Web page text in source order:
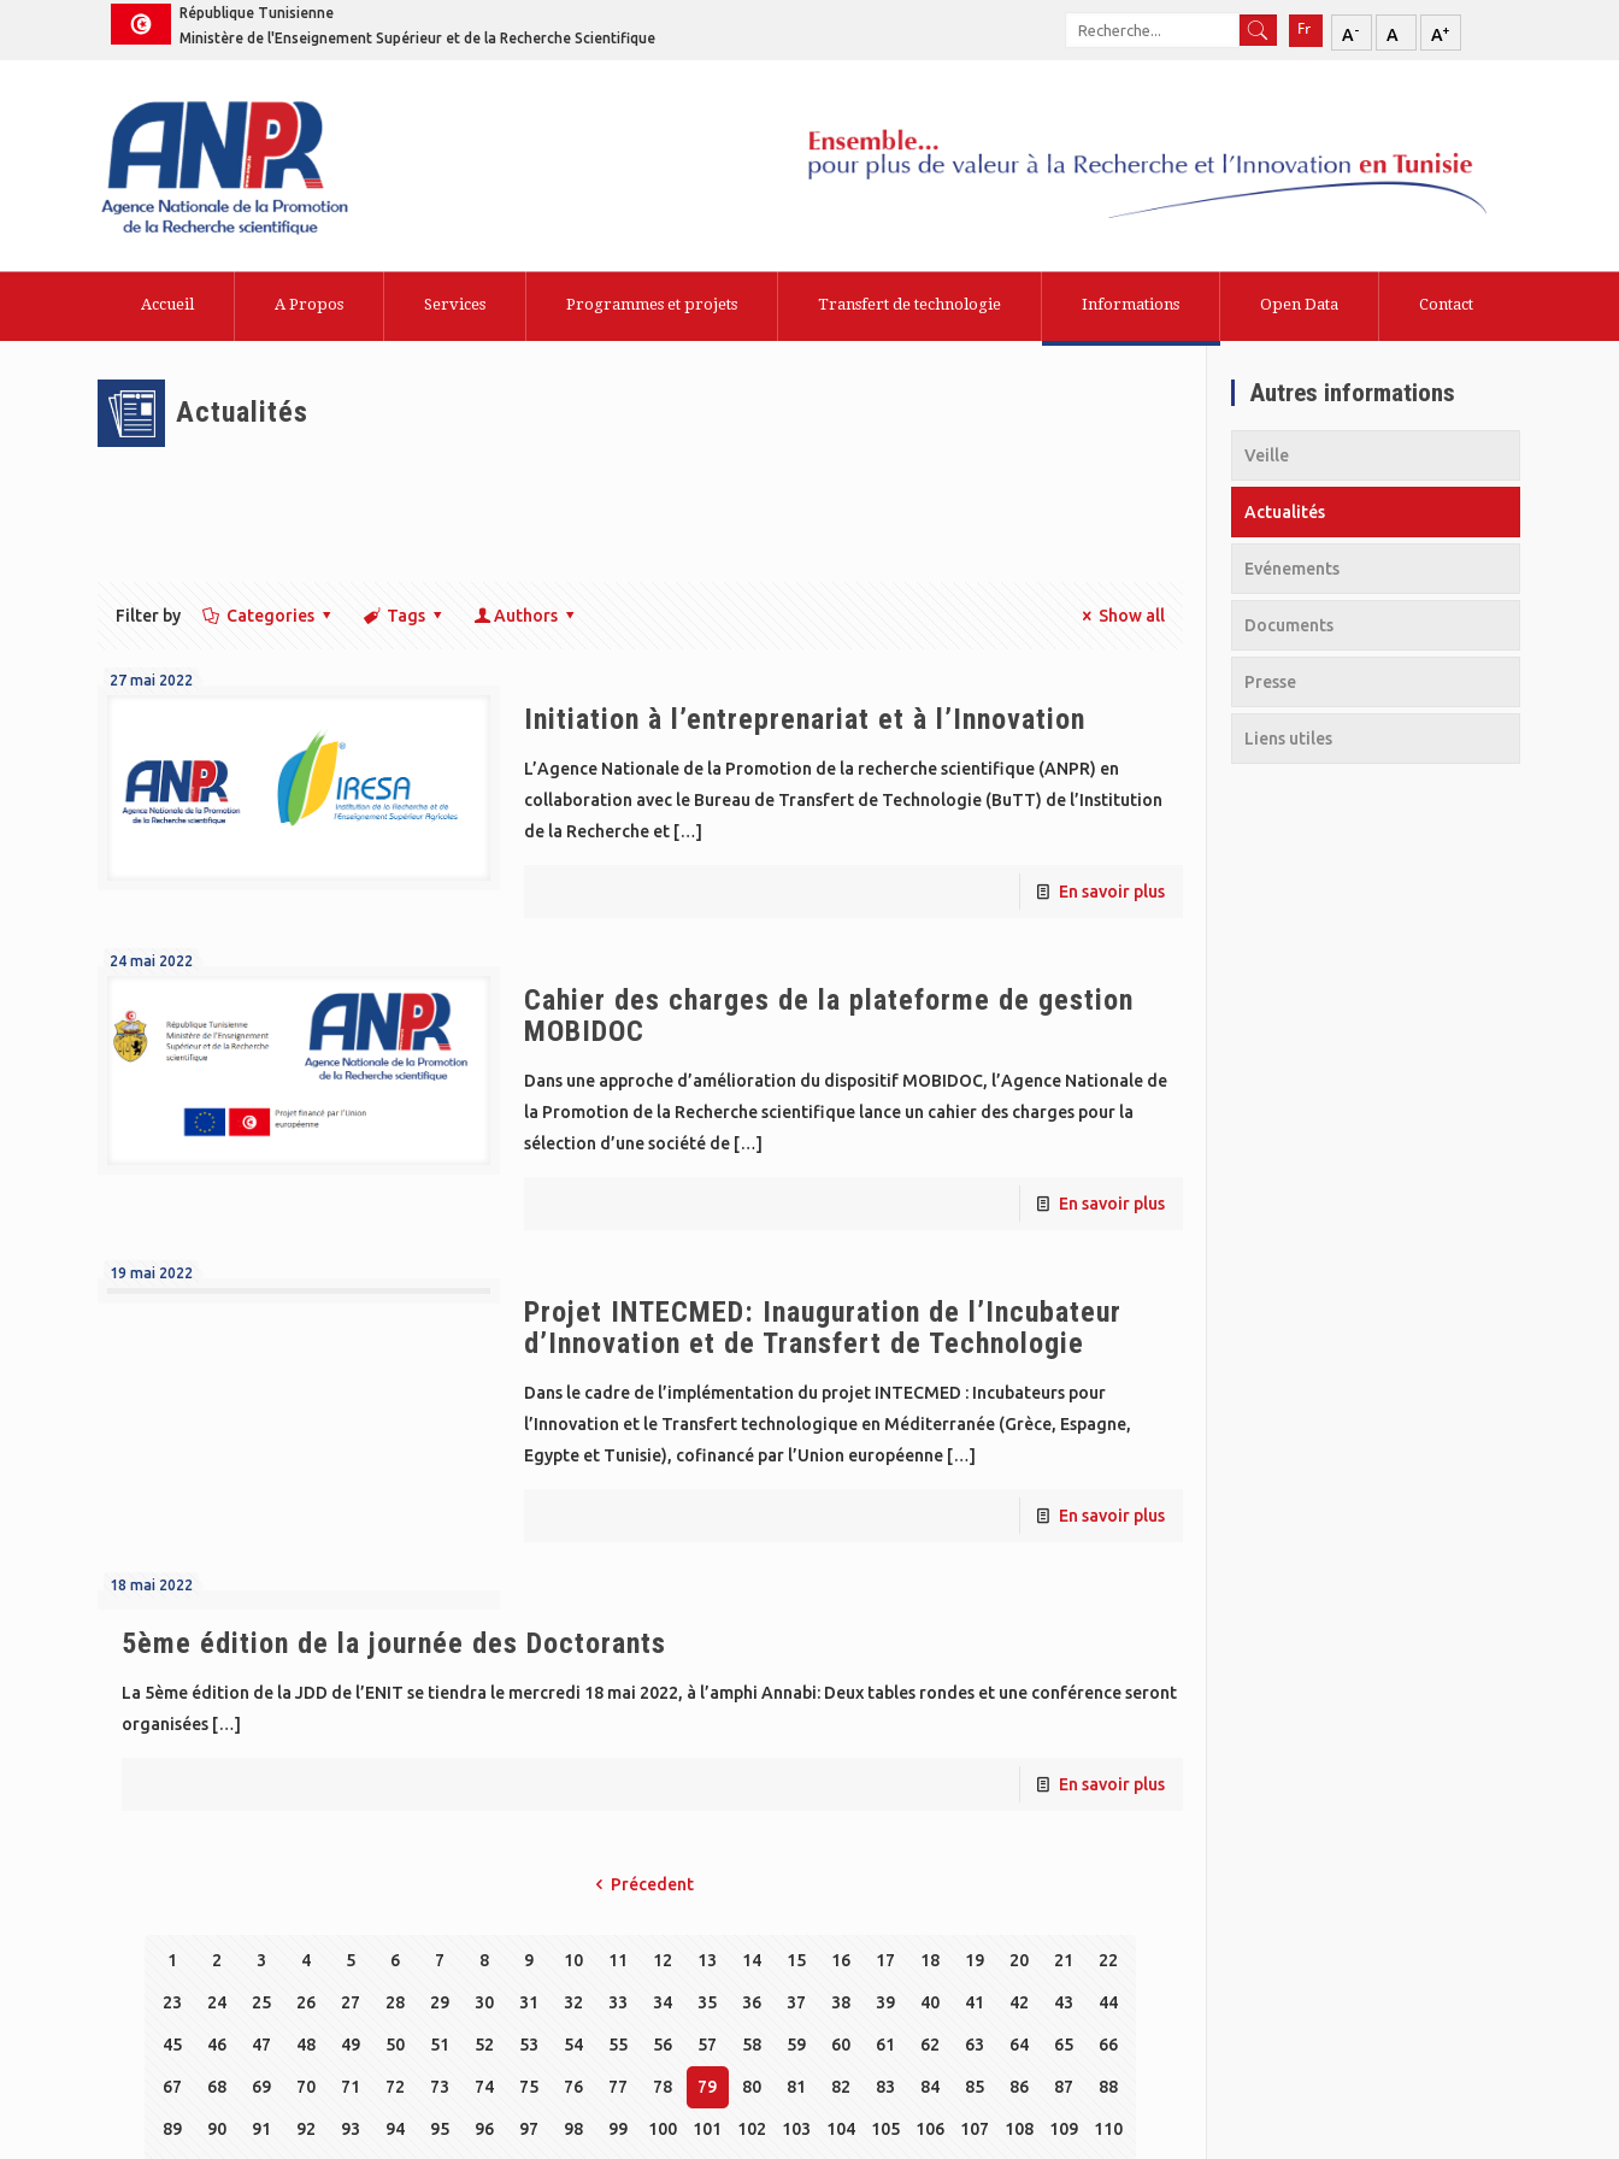
République Tunisienne
Ministère de l'Enseignement Supérieur et de la Recherche Scientifique
A- A A+
Accueil A Propos Services Programmes et projets Transfert de technologie Informations Open Data Contact
Actualités
Filter by Categories Tags Authors Show all
27 mai 2022
Initiation à l’entreprenariat et à l’Innovation
L’Agence Nationale de la Promotion de la recherche scientifique (ANPR) en
collaboration avec le Bureau de Transfert de Technologie (BuTT) de l’Institution
de la Recherche et[…]
En savoir plus
24 mai 2022
Cahier des charges de la plateforme de gestion
MOBIDOC
Dans une approche d’amélioration du dispositif MOBIDOC, l’Agence Nationale de
la Promotion de la Recherche scientifique lance un cahier des charges pour la
sélection d’une société de[…]
En savoir plus
19 mai 2022
Projet INTECMED: Inauguration de l’Incubateur
d’Innovation et de Transfert de Technologie
Dans le cadre de l’implémentation du projet INTECMED : Incubateurs pour
l’Innovation et le Transfert technologique en Méditerranée (Grèce, Espagne,
Egypte et Tunisie), cofinancé par l’Union européenne[…]
En savoir plus
18 mai 2022
5ème édition de la journée des Doctorants
La 5ème édition de la JDD de l’ENIT se tiendra le mercredi 18 mai 2022, à l’amphi Annabi: Deux tables rondes et une conférence seront
organisées […]
En savoir plus
Précedent
1 2 3 4 5 6 7 8 9 10 11 12 13 14 15 16 17 18 19 20 21 22
23 24 25 26 27 28 29 30 31 32 33 34 35 36 37 38 39 40 41 42 43 44
45 46 47 48 49 50 51 52 53 54 55 56 57 58 59 60 61 62 63 64 65 66
67 68 69 70 71 72 73 74 75 76 77 78 79 80 81 82 83 84 85 86 87 88
89 90 91 92 93 94 95 96 97 98 99 100 101 102 103 104 105 106 107 108 109 110
Autres informations
Veille
Actualités
Evénements
Documents
Presse
Liens utiles